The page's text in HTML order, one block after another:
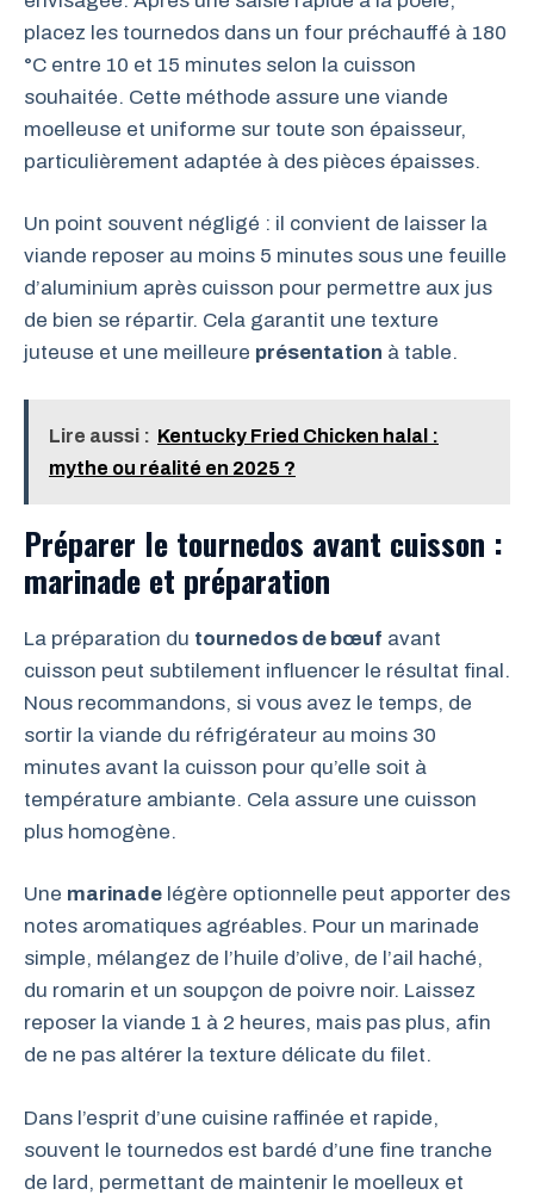
placez les tournedos dans un four préchauffé à 180
°C entre 10 et 15 minutes selon la cuisson
souhaitée. Cette méthode assure une viande
moelleuse et uniforme sur toute son épaisseur,
particulièrement adaptée à des pièces épaisses.
Un point souvent négligé : il convient de laisser la
viande reposer au moins 5 minutes sous une feuille
d’aluminium après cuisson pour permettre aux jus
de bien se répartir. Cela garantit une texture
juteuse et une meilleure présentation à table.
Lire aussi : Kentucky Fried Chicken halal :
mythe ou réalité en 2025 ?
Préparer le tournedos avant cuisson :
marinade et préparation
La préparation du tournedos de bœuf avant
cuisson peut subtilement influencer le résultat final.
Nous recommandons, si vous avez le temps, de
sortir la viande du réfrigérateur au moins 30
minutes avant la cuisson pour qu’elle soit à
température ambiante. Cela assure une cuisson
plus homogène.
Une marinade légère optionnelle peut apporter des
notes aromatiques agréables. Pour un marinade
simple, mélangez de l’huile d’olive, de l’ail haché,
du romarin et un soupçon de poivre noir. Laissez
reposer la viande 1 à 2 heures, mais pas plus, afin
de ne pas altérer la texture délicate du filet.
Dans l’esprit d’une cuisine raffinée et rapide,
souvent le tournedos est bardé d’une fine tranche
de lard, permettant de maintenir le moelleux et